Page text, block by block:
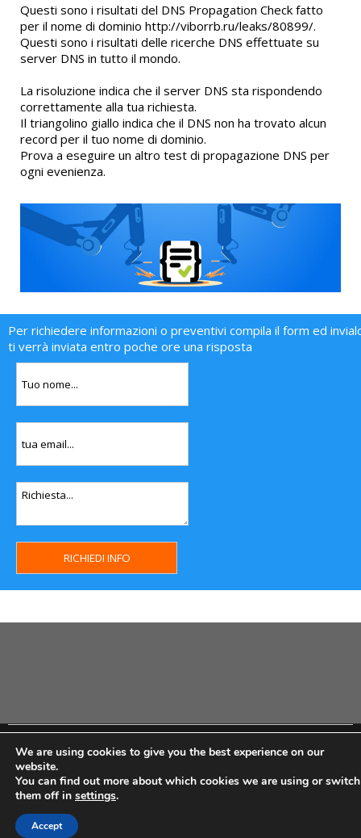
Questi sono i risultati del DNS Propagation Check fatto
per il nome di dominio http://viborrb.ru/leaks/80899/.
Questi sono i risultati delle ricerche DNS effettuate su
server DNS in tutto il mondo.
La risoluzione indica che il server DNS sta rispondendo
correttamente alla tua richiesta.
Il triangolino giallo indica che il DNS non ha trovato alcun
record per il tuo nome di dominio.
Prova a eseguire un altro test di propagazione DNS per
ogni evenienza.
Per richiedere informazioni o preventivi compila il form ed
ti verrà inviata entro poche ore una risposta
Copyright MHWeb © 2018 - Privacy & GDPR - Cookie Policy -
We are using cookies to give you the best experience on our
website.
You can find out more about which cookies we are using or switch
them off in settings.
Accept